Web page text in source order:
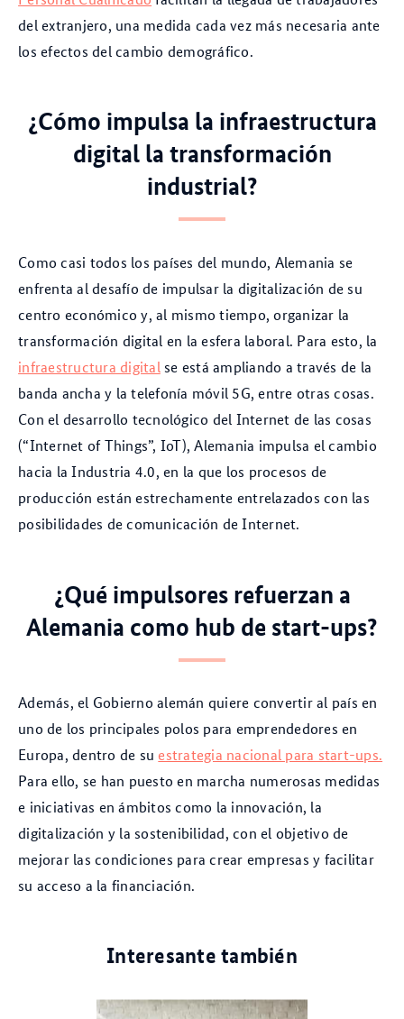
del extranjero, una medida cada vez más necesaria ante
los efectos del cambio demográfico.
¿Cómo impulsa la infraestructura
digital la transformación
industrial?
Como casi todos los países del mundo, Alemania se
enfrenta al desafío de impulsar la digitalización de su
centro económico y, al mismo tiempo, organizar la
transformación digital en la esfera laboral. Para esto, la
infraestructura digital se está ampliando a través de la
banda ancha y la telefonía móvil 5G, entre otras cosas.
Con el desarrollo tecnológico del Internet de las cosas
(“Internet of Things”, IoT), Alemania impulsa el cambio
hacia la Industria 4.0, en la que los procesos de
producción están estrechamente entrelazados con las
posibilidades de comunicación de Internet.
¿Qué impulsores refuerzan a
Alemania como hub de start-ups?
Además, el Gobierno alemán quiere convertir al país en
uno de los principales polos para emprendedores en
Europa, dentro de su estrategia nacional para start-ups.
Para ello, se han puesto en marcha numerosas medidas
e iniciativas en ámbitos como la innovación, la
digitalización y la sostenibilidad, con el objetivo de
mejorar las condiciones para crear empresas y facilitar
su acceso a la financiación.
Interesante también